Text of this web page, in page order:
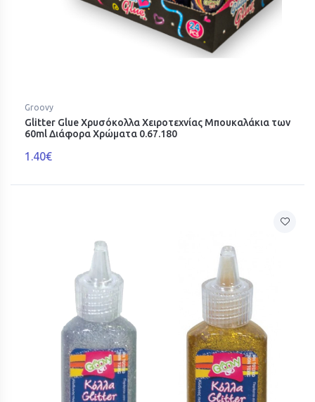
Groovy
Glitter Glue Χρυσόκολλα Χειροτεχνίας Μπουκαλάκια των
60ml Διάφορα Χρώματα 0.67.180
1.40€